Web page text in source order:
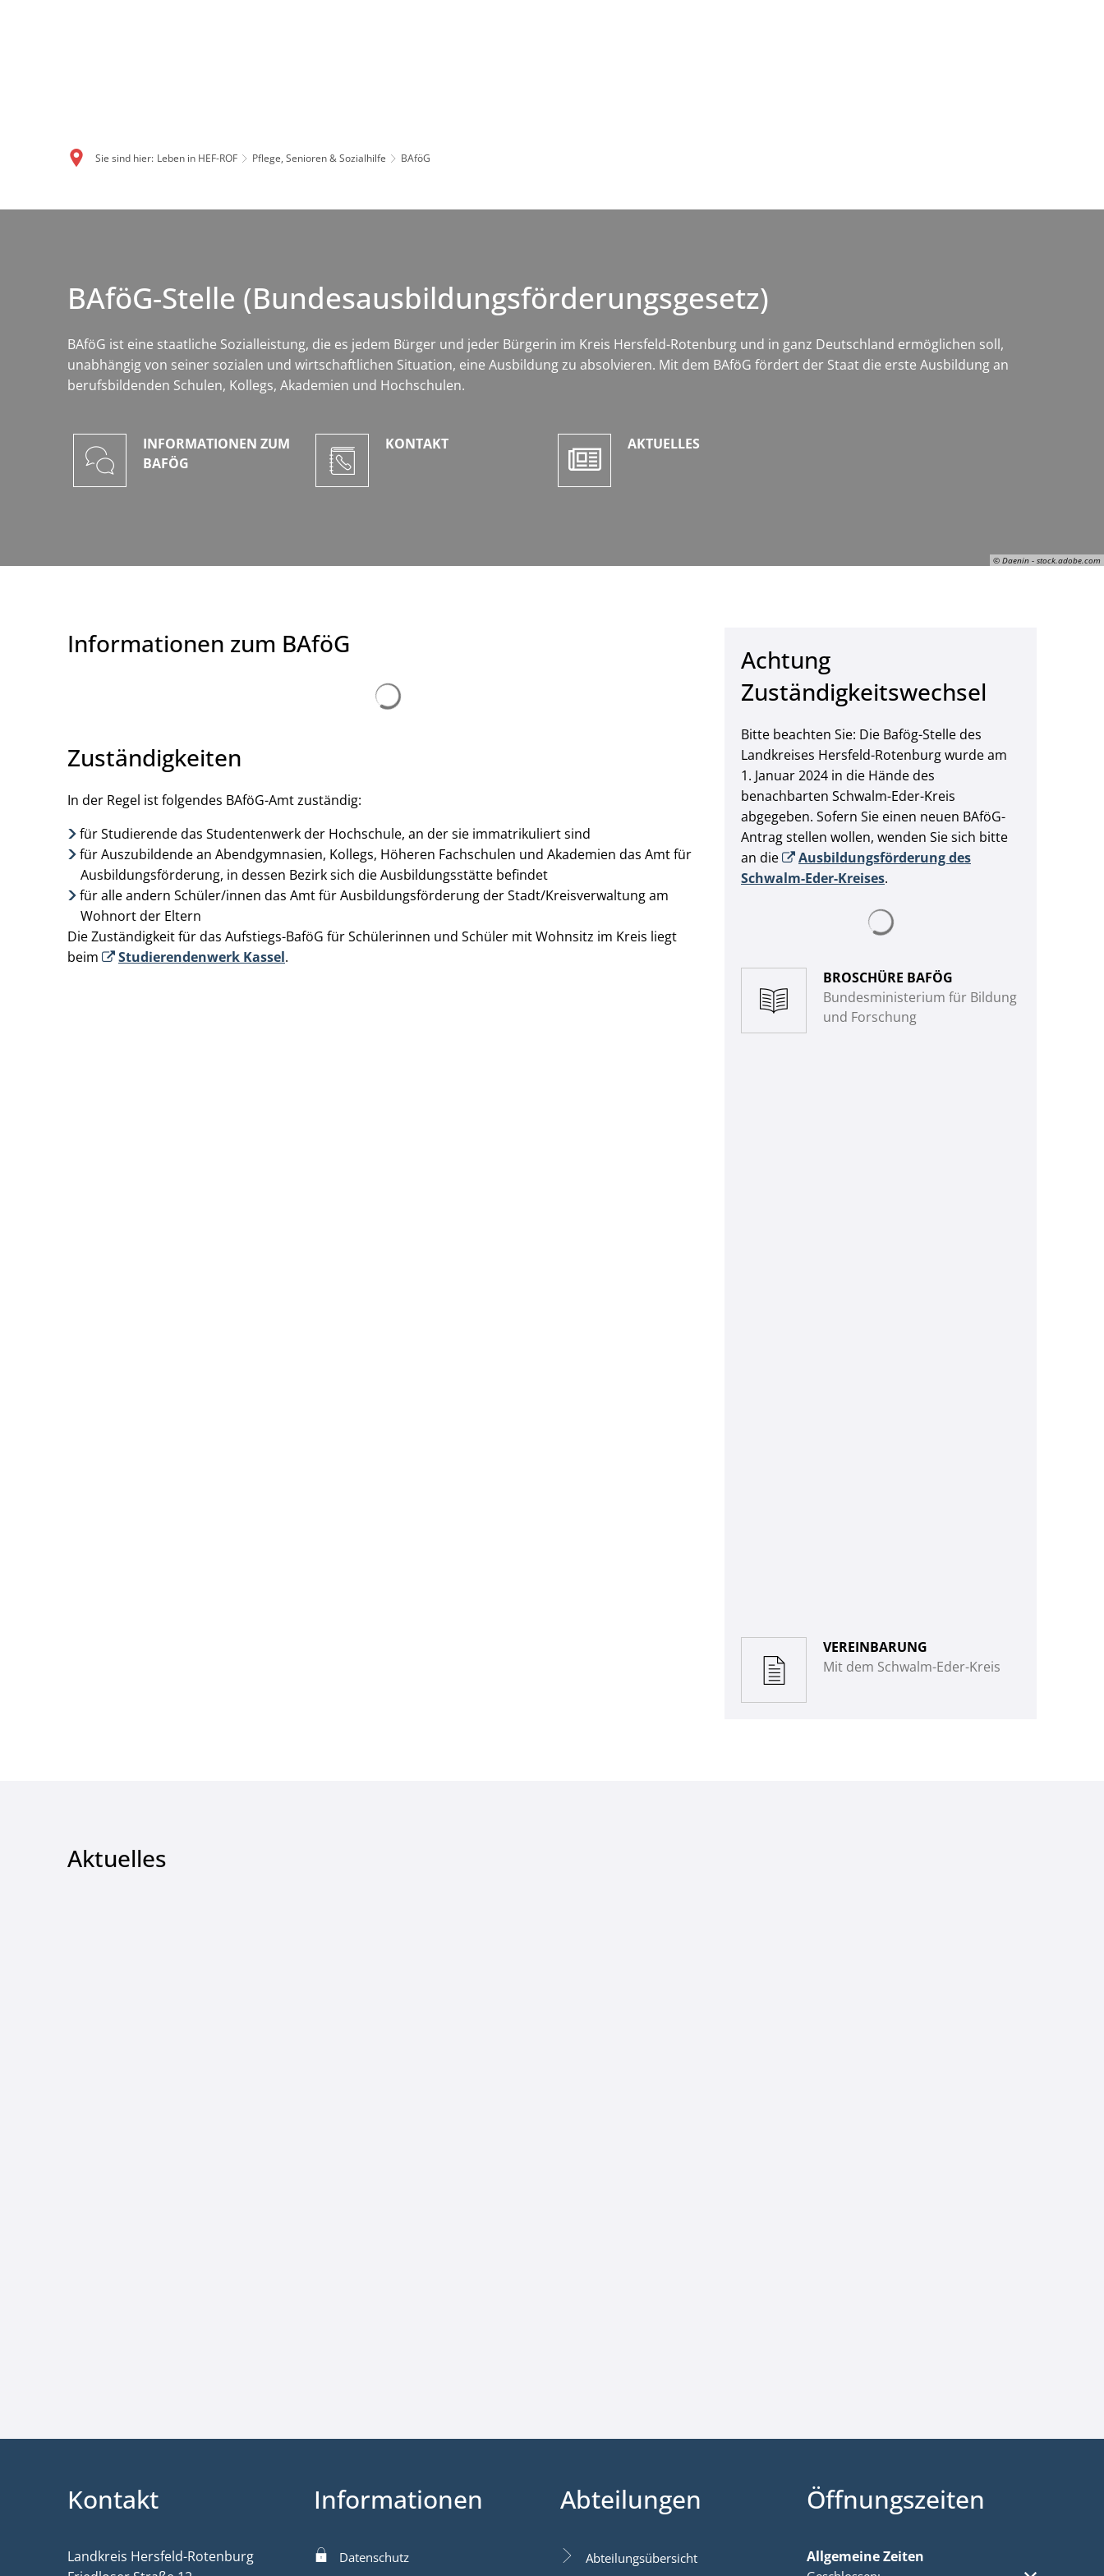
Sie sind hier: Leben in HEF-ROF Pflege, Senioren & Sozialhilfe BAföG
© Daenin - stock.adobe.com
BAföG-Stelle (Bundesausbildungsförderungsgesetz)
BAföG ist eine staatliche Sozialleistung, die es jedem Bürger und jeder Bürgerin im Kreis Hersfeld-Rotenburg und in ganz Deutschland ermöglichen soll,
unabhängig von seiner sozialen und wirtschaftlichen Situation, eine Ausbildung zu absolvieren. Mit dem BAföG fördert der Staat die erste Ausbildung an
berufsbildenden Schulen, Kollegs, Akademien und Hochschulen.
INFORMATIONEN ZUM
BAFÖG
KONTAKT AKTUELLES
Informationen zum BAföG
Zuständigkeiten
In der Regel ist folgendes BAföG-Amt zuständig:
für Studierende das Studentenwerk der Hochschule, an der sie immatrikuliert sind
für Auszubildende an Abendgymnasien, Kollegs, Höheren Fachschulen und Akademien das Amt für
Ausbildungsförderung, in dessen Bezirk sich die Ausbildungsstätte befindet
für alle andern Schüler/innen das Amt für Ausbildungsförderung der Stadt/Kreisverwaltung am
Wohnort der Eltern
Die Zuständigkeit für das Aufstiegs-BaföG für Schülerinnen und Schüler mit Wohnsitz im Kreis liegt
beim
Studierendenwerk Kassel.
Achtung
Zuständigkeitswechsel
Bitte beachten Sie: Die Bafög-Stelle des
Landkreises Hersfeld-Rotenburg wurde am
1. Januar 2024 in die Hände des
benachbarten Schwalm-Eder-Kreis
abgegeben. Sofern Sie einen neuen BAföG-
Antrag stellen wollen, wenden Sie sich bitte
an die
Ausbildungsförderung des
Schwalm-Eder-Kreises.
BROSCHÜRE BAFÖG
Bundesministerium für Bildung
und Forschung
VEREINBARUNG
Mit dem Schwalm-Eder-Kreis
Aktuelles
Kontakt
Landkreis Hersfeld-Rotenburg
Informationen
Datenschutz
Abteilungen
Abteilungsübersicht
Öffnungszeiten
Allgemeine Zeiten